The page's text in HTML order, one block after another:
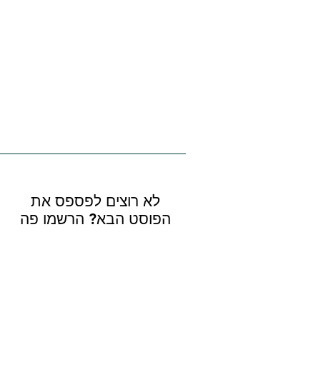
לא רוצים לפספס את
הפוסט הבא? הרשמו פה